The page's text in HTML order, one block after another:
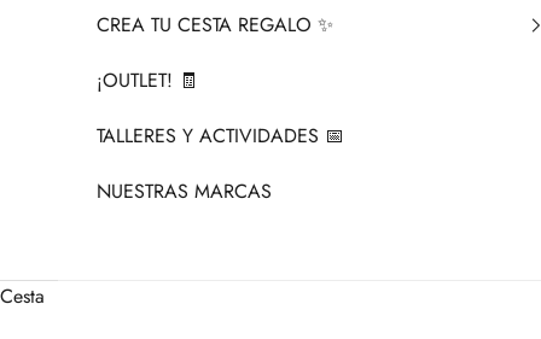
CREA TU CESTA REGALO ✨
¡OUTLET! 🧾
TALLERES Y ACTIVIDADES 📅
NUESTRAS MARCAS
Cesta